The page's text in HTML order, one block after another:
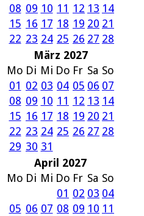
08 09 10 11 12 13 14
15 16 17 18 19 20 21
22 23 24 25 26 27 28
März 2027
Mo Di Mi Do Fr Sa So
01 02 03 04 05 06 07
08 09 10 11 12 13 14
15 16 17 18 19 20 21
22 23 24 25 26 27 28
29 30 31
April 2027
Mo Di Mi Do Fr Sa So
01 02 03 04
05 06 07 08 09 10 11